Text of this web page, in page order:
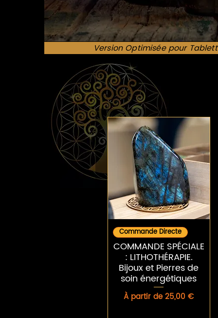
Version Optimisée pour
Aperçu rapide
Commande Directe
COMMANDE SPÉCIALE
: LITHOTHÉRAPIE.
Bijoux et Pierres de
soin énergétiques
À partir de25,00 €
Prix promotionnel